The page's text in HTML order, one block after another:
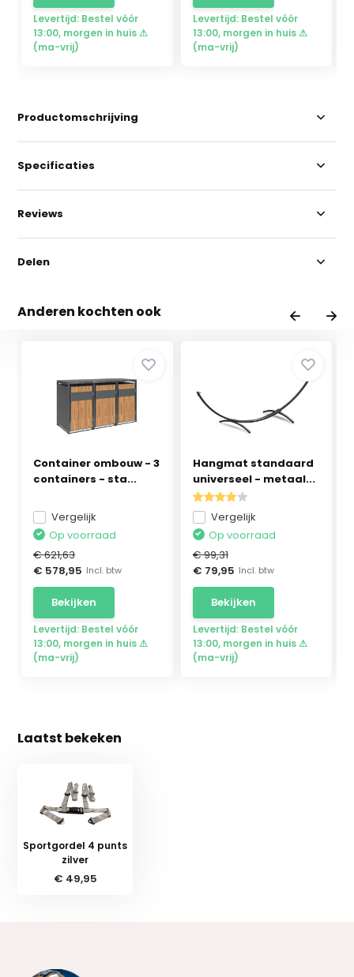
Levertijd: Bestel vóór
13:00, morgen in huis ⚠
(ma-vrij)
Levertijd: Bestel vóór
13:00, morgen in huis ⚠
(ma-vrij)
Productomschrijving
Specificaties
Reviews
Delen
Anderen kochten ook
Container ombouw - 3
containers - sta...
Vergelijk
Op voorraad
€ 621,63
€ 578,95 Incl. btw
Bekijken
Levertijd: Bestel vóór
13:00, morgen in huis ⚠
(ma-vrij)
Hangmat standaard
universeel - metaal...
Vergelijk
Op voorraad
€ 99,31
€ 79,95 Incl. btw
Bekijken
Levertijd: Bestel vóór
13:00, morgen in huis ⚠
(ma-vrij)
Laatst bekeken
Sportgordel 4 punts
zilver
€ 49,95